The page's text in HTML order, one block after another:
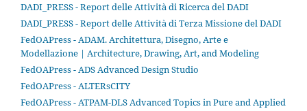
DADI_PRESS - Report delle Attività di Ricerca del DADI
DADI_PRESS - Report delle Attività di Terza Missione del DADI
FedOAPress - ADAM. Architettura, Disegno, Arte e
Modellazione | Architecture, Drawing, Art, and Modeling
FedOAPress - ADS Advanced Design Studio
FedOAPress - ALTERsCITY
FedOAPress - ATPAM-DLS Advanced Topics in Pure and Applied